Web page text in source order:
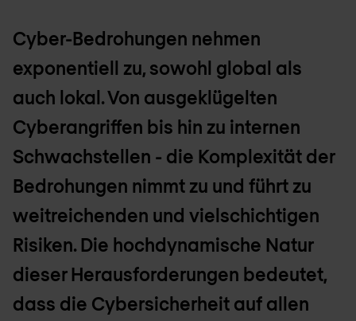
Cyber-Bedrohungen nehmen
exponentiell zu, sowohl global als
auch lokal. Von ausgeklügelten
Cyberangriffen bis hin zu internen
Schwachstellen - die Komplexität der
Bedrohungen nimmt zu und führt zu
weitreichenden und vielschichtigen
Risiken. Die hochdynamische Natur
dieser Herausforderungen bedeutet,
dass die Cybersicherheit auf allen